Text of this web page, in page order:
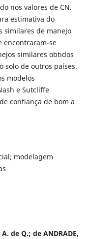
nos valores de CN.
estimativa do
similares de manejo
encontraram-se
similares obtidos
solo de outros países.
modelos
e Sutcliffe
confiança de bom a
modelagem
de Q.; de ANDRADE,